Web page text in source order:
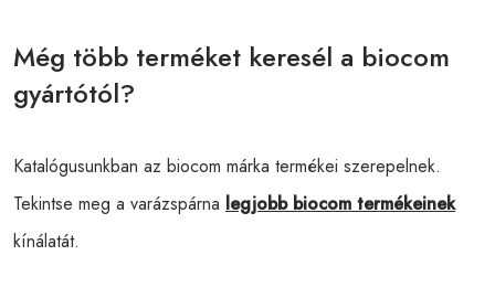
Még több terméket keresél a biocom
gyártótól?
Katalógusunkban az biocom márka termékei szerepelnek.
Tekintse meg a varázspárna legjobb biocom termékeinek
kínálatát.